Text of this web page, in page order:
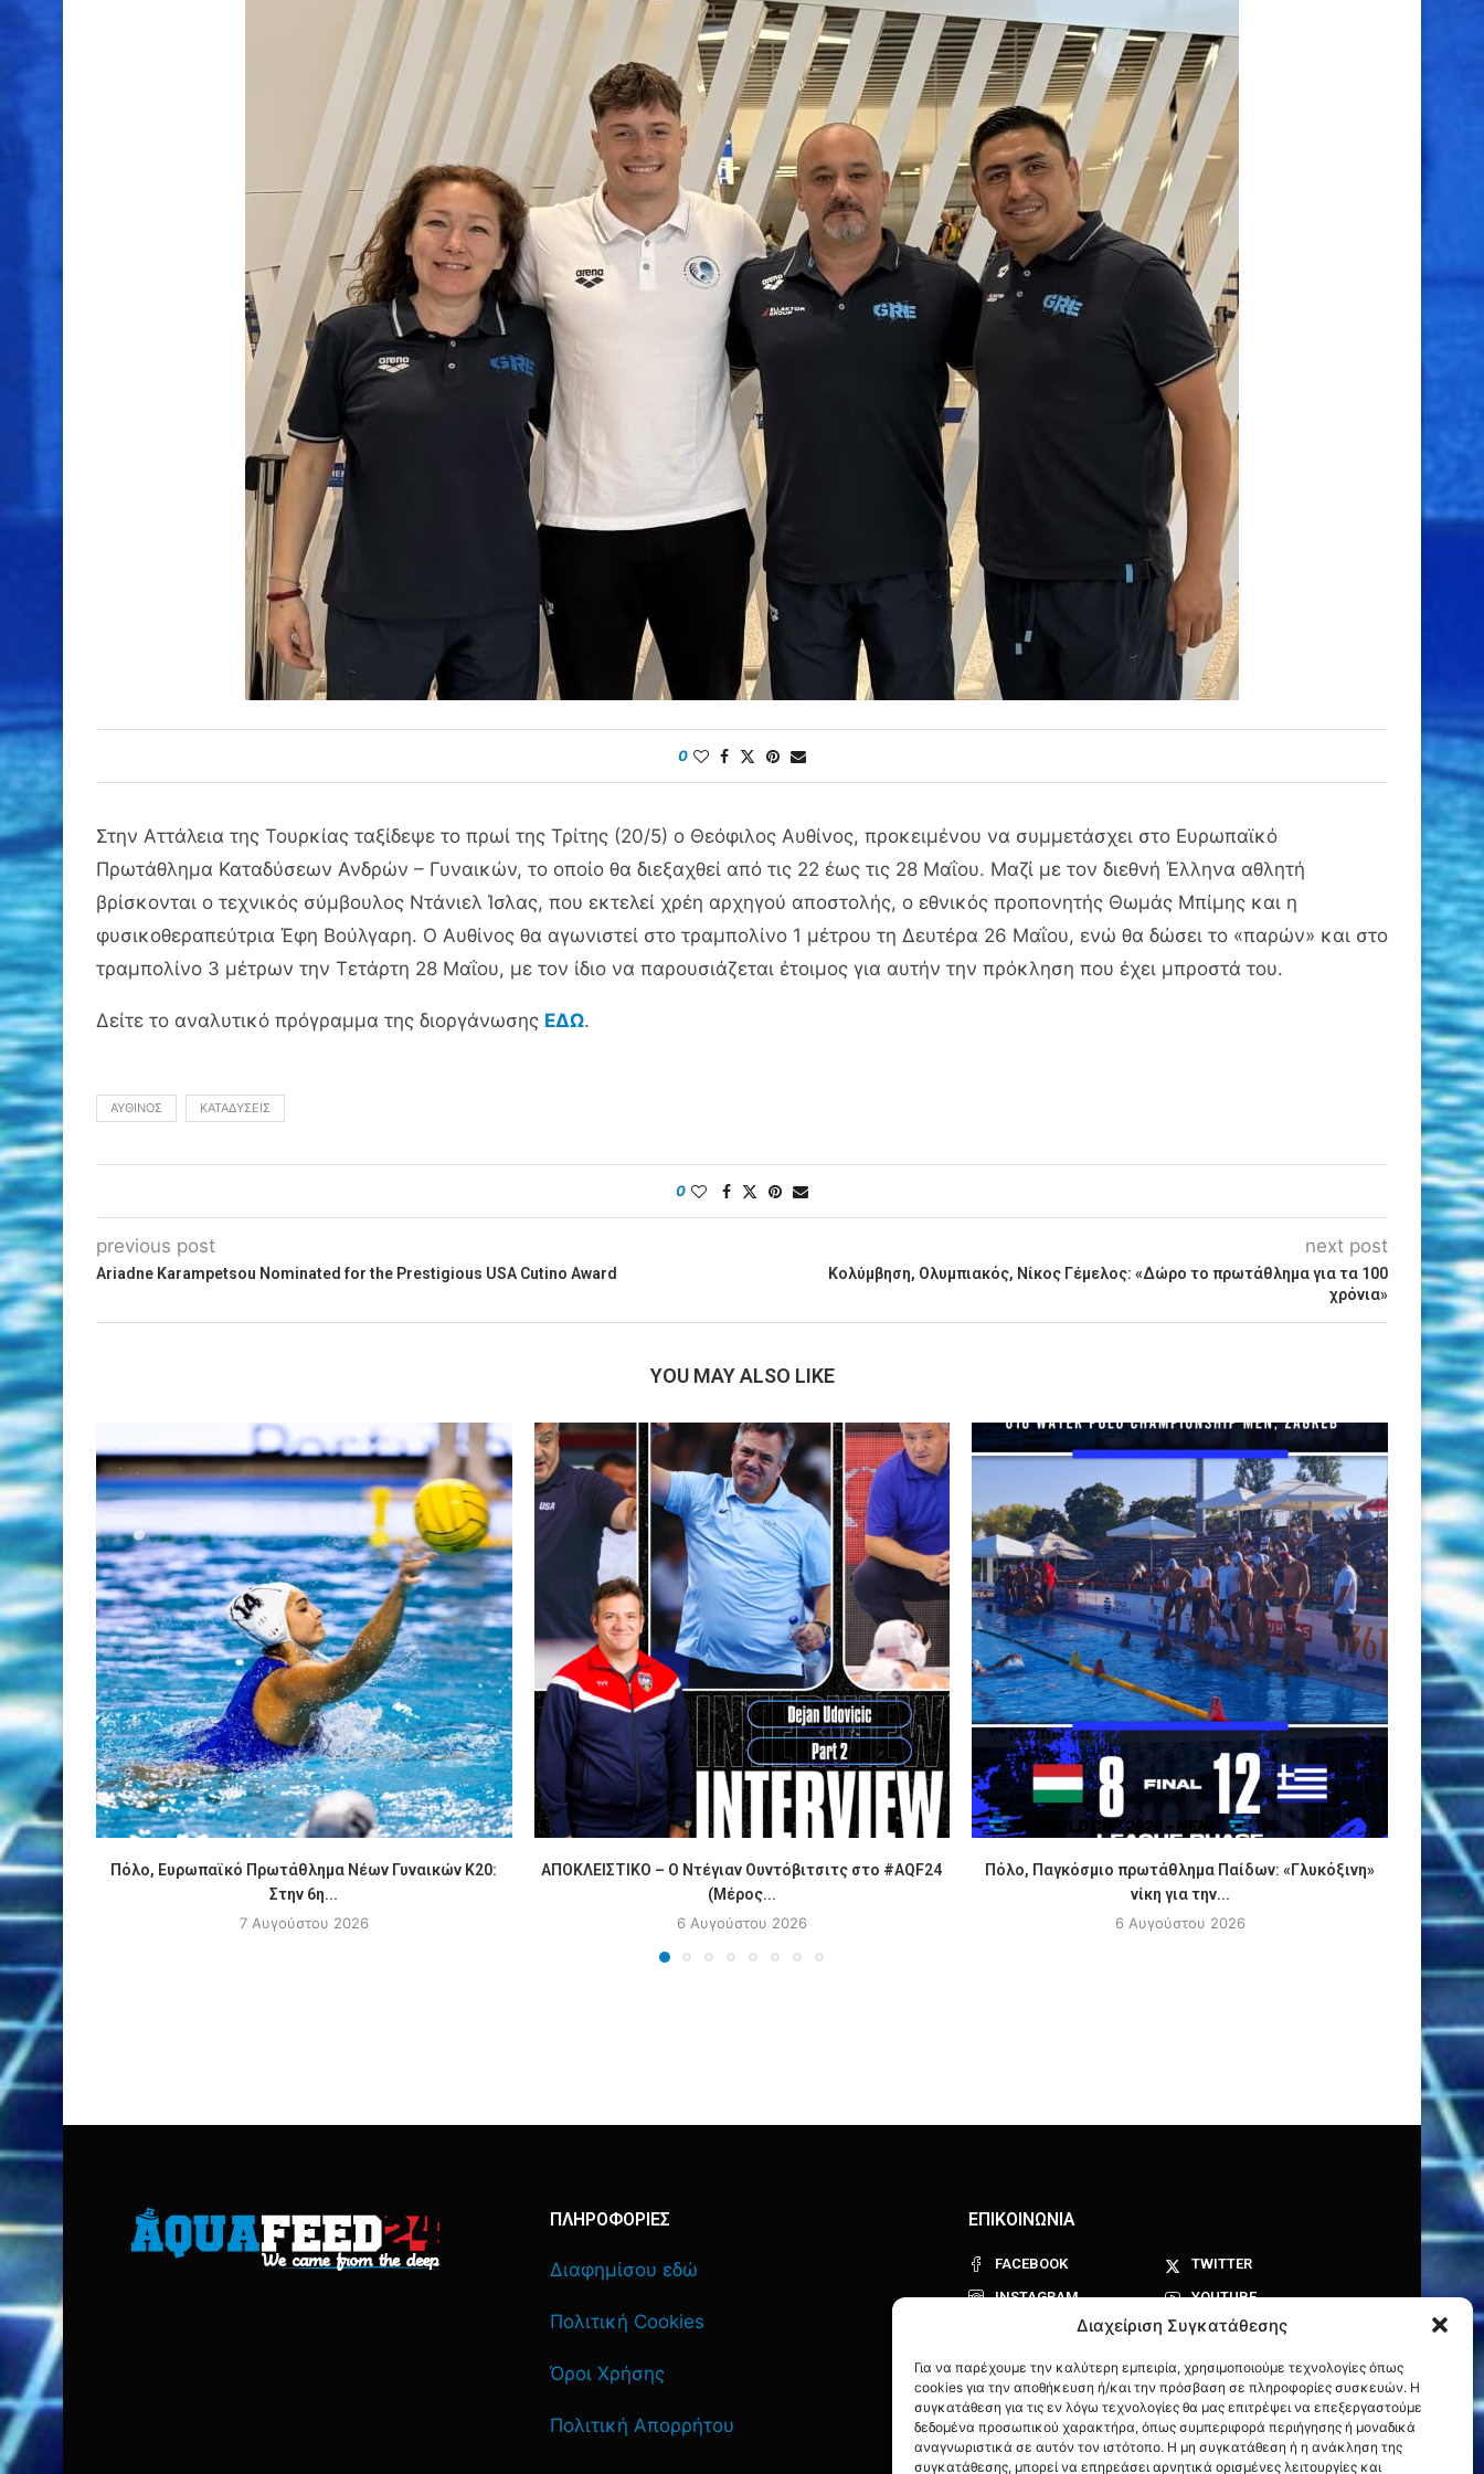
Διαχείριση Συγκατάθεσης
Για να παρέχουμε την καλύτερη εμπειρία, χρησιμοποιούμε τεχνολογίες όπως
cookies για την αποθήκευση ή/και την πρόσβαση σε πληροφορίες συσκευών. Η
συγκατάθεση για τις εν λόγω τεχνολογίες θα μας επιτρέψει να επεξεργαστούμε
δεδομένα προσωπικού χαρακτήρα, όπως συμπεριφορά περιήγησης ή μοναδικά
αναγνωριστικά σε αυτόν τον ιστότοπο. Η μη συγκατάθεση ή η ανάκληση της
συγκατάθεσης, μπορεί να επηρεάσει αρνητικά ορισμένες λειτουργίες και
0
Στην Αττάλεια της Τουρκίας ταξίδεψε το πρωί της Τρίτης (20/5) ο Θεόφιλος Αυθίνος, προκειμένου να συμμετάσχει στο Ευρωπαϊκό
Πρωτάθλημα Καταδύσεων Ανδρών – Γυναικών, το οποίο θα διεξαχθεί από τις 22 έως τις 28 Μαΐου. Μαζί με τον διεθνή Έλληνα αθλητή
βρίσκονται ο τεχνικός σύμβουλος Ντάνιελ Ίσλας, που εκτελεί χρέη αρχηγού αποστολής, ο εθνικός προπονητής Θωμάς Μπίμης και η
φυσικοθεραπεύτρια Έφη Βούλγαρη. Ο Αυθίνος θα αγωνιστεί στο τραμπολίνο 1 μέτρου τη Δευτέρα 26 Μαΐου, ενώ θα δώσει το «παρών» και στο
τραμπολίνο 3 μέτρων την Τετάρτη 28 Μαΐου, με τον ίδιο να παρουσιάζεται έτοιμος για αυτήν την πρόκληση που έχει μπροστά του.
Δείτε το αναλυτικό πρόγραμμα της διοργάνωσης ΕΔΩ.
ΑΥΘΊΝΟΣ ΚΑΤΑΔΎΣΕΙΣ
0
previous post
Ariadne Karampetsou Nominated for the Prestigious USA Cutino Award
next post
Κολύμβηση, Ολυμπιακός, Νίκος Γέμελος: «Δώρο το πρωτάθλημα για τα 100
χρόνια»
YOU MAY ALSO LIKE
Πόλο, Ευρωπαϊκό Πρωτάθλημα Νέων Γυναικών Κ20:
Στην 6η...
7 Αυγούστου 2026
ΑΠΟΚΛΕΙΣΤΙΚΟ – Ο Ντέγιαν Ουντόβιτσιτς στο #AQF24
(Μέρος...
6 Αυγούστου 2026
Πόλο, Παγκόσμιο πρωτάθλημα Παίδων: «Γλυκόξινη»
νίκη για την...
6 Αυγούστου 2026
ΠΛΗΡΟΦΟΡΙΕΣ
Διαφημίσου εδώ
Πολιτική Cookies
Όροι Χρήσης
Πολιτική Απορρήτου
ΕΠΙΚΟΙΝΩΝΙΑ
FACEBOOK
TWITTER
INSTAGRAM
YOUTUBE